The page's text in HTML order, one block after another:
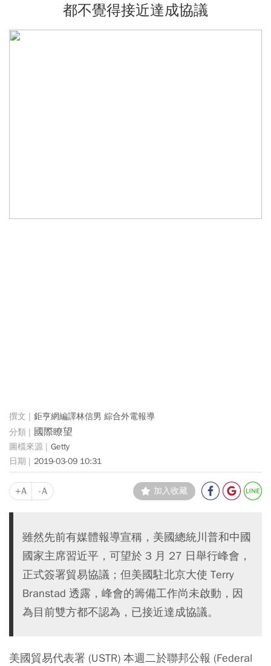
都不覺得接近達成協議
鉅亨網編譯林信男 綜合外電報導
國際瞭望
Getty
2019-03-09 10:31
+A -A 加入收藏
雖然先前有媒體報導宣稱，美國總統川普和中國
國家主席習近平，可望於 3 月 27 日舉行峰會，
正式簽署貿易協議；但美國駐北京大使 Terry
Branstad 透露，峰會的籌備工作尚未啟動，因
為目前雙方都不認為，已接近達成協議。
美國貿易代表署 (USTR) 本週二於聯邦公報 (Federal